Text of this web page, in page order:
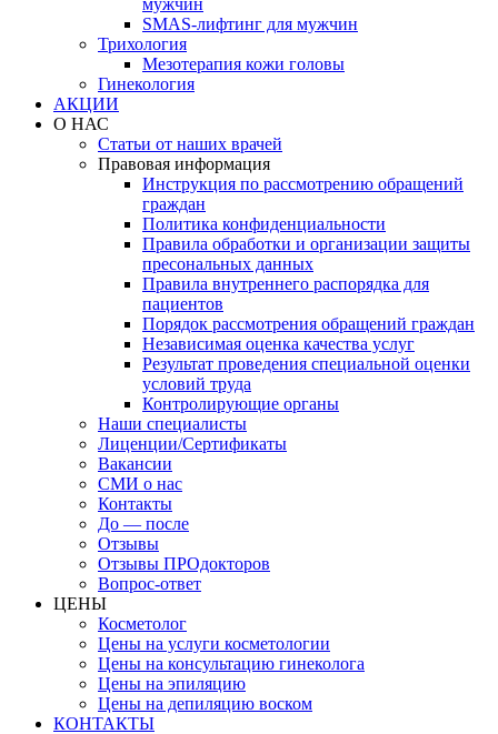
мужчин
SMAS-лифтинг для мужчин
Трихология
Мезотерапия кожи головы
Гинекология
АКЦИИ
О НАС
Статьи от наших врачей
Правовая информация
Инструкция по рассмотрению обращений
граждан
Политика конфиденциальности
Правила обработки и организации защиты
пресональных данных
Правила внутреннего распорядка для
пациентов
Порядок рассмотрения обращений граждан
Независимая оценка качества услуг
Результат проведения специальной оценки
условий труда
Контролирующие органы
Наши специалисты
Лиценции/Сертификаты
Вакансии
СМИ о нас
Контакты
До — после
Отзывы
Отзывы ПРОдокторов
Вопрос-ответ
ЦЕНЫ
Косметолог
Цены на услуги косметологии
Цены на консультацию гинеколога
Цены на эпиляцию
Цены на депиляцию воском
КОНТАКТЫ